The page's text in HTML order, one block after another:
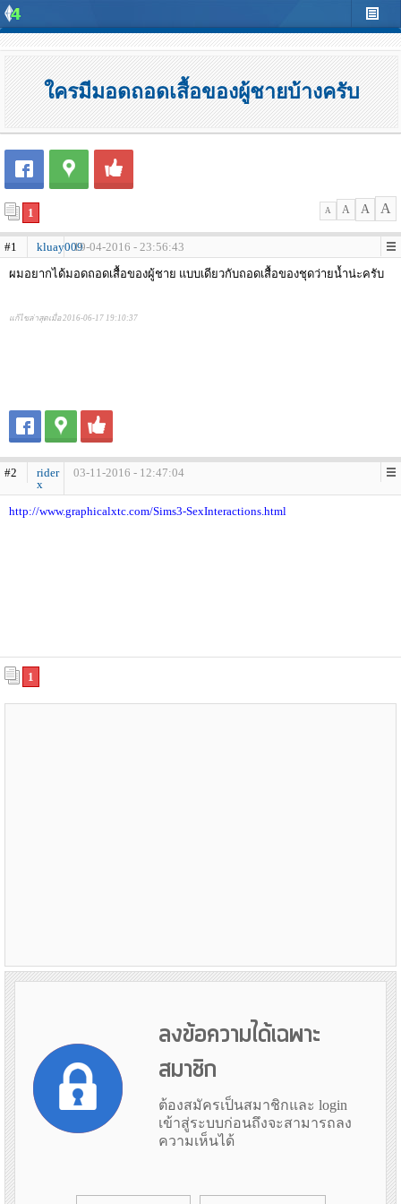
ใครมีมอดถอดเสื้อของผู้ชายบ้างครับ
1 A A A A
#1 kluay00919-04-2016 - 23:56:43
ผมอยากได้มอดถอดเสื้อของผู้ชาย แบบเดียวกับถอดเสื้อของชุดว่ายน้ำน่ะครับ
แก้ไขล่าสุดเมื่อ 2016-06-17 19:10:37
#2
rider
x
03-11-2016 - 12:47:04
http://www.graphicalxtc.com/Sims3-SexInteractions.html
1
ลงข้อความได้เฉพาะ
สมาชิก
ต้องสมัครเป็นสมาชิกและ login
เข้าสู่ระบบก่อนถึงจะสามารถลง
ความเห็นได้